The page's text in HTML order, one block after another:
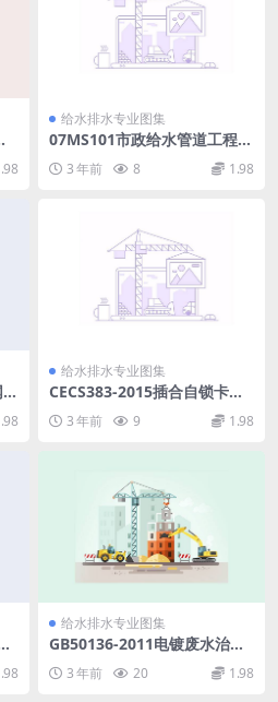
给水排水专业图集
07MS101市政给水管道工程及
3 年前 8 1.98
给水排水专业图集
CECS383-2015插合自锁卡簧
3 年前 9 1.98
给水排水专业图集
GB50136-2011电镀废水治理
3 年前 20 1.98